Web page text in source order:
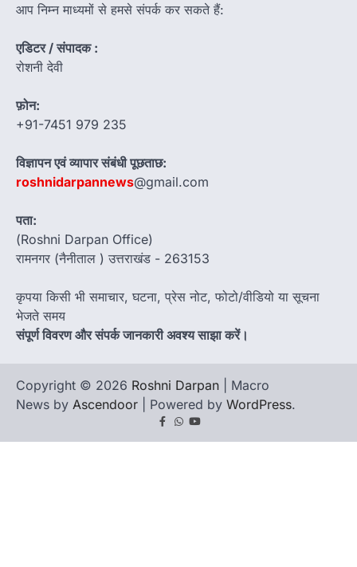
आप निम्न माध्यमों से हमसे संपर्क कर सकते हैं:
एडिटर / संपादक :
रोशनी देवी
फ़ोन:
+91-7451 979 235
विज्ञापन एवं व्यापार संबंधी पूछताछ:
roshnidarpannews@gmail.com
पता:
(Roshni Darpan Office)
रामनगर (नैनीताल ) उत्तराखंड - 263153
कृपया किसी भी समाचार, घटना, प्रेस नोट, फोटो/वीडियो या सूचना
भेजते समय
संपूर्ण विवरण और संपर्क जानकारी अवश्य साझा करें।
Copyright © 2026 Roshni Darpan | Macro
News by Ascendoor | Powered by WordPress.
Facebook
Whatsapp
youtube